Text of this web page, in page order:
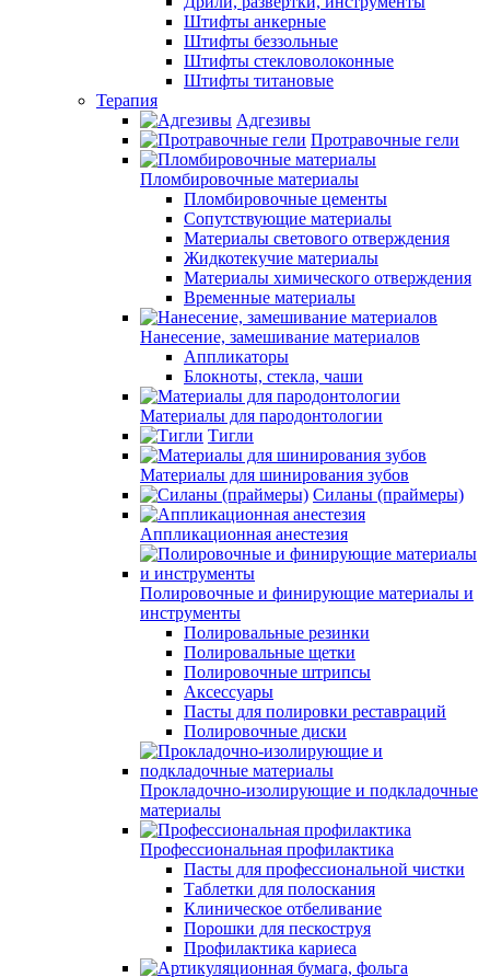
Штифты анкерные
Штифты беззольные
Штифты стекловолоконные
Штифты титановые
Терапия
Адгезивы
Протравочные гели
Пломбировочные материалы
Пломбировочные цементы
Сопутствующие материалы
Материалы светового отверждения
Жидкотекучие материалы
Материалы химического отверждения
Временные материалы
Нанесение, замешивание материалов
Аппликаторы
Блокноты, стекла, чаши
Материалы для пародонтологии
Тигли
Материалы для шинирования зубов
Силаны (праймеры)
Аппликационная анестезия
Полировочные и финирующие материалы и
инструменты
Полировальные резинки
Полировальные щетки
Полировочные штрипсы
Аксессуары
Пасты для полировки реставраций
Полировочные диски
Прокладочно-изолирующие и подкладочные
материалы
Профессиональная профилактика
Пасты для профессиональной чистки
Таблетки для полоскания
Клиническое отбеливание
Порошки для пескоструя
Профилактика кариеса